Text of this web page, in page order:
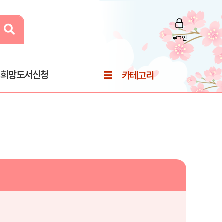
로그인
희망도서신청 카테고리